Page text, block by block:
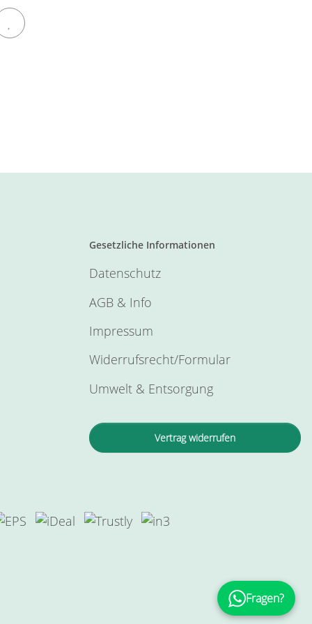
Gesetzliche Informationen
Datenschutz
AGB & Info
Impressum
Widerrufsrecht/Formular
Umwelt & Entsorgung
Vertrag widerrufen
Fragen?